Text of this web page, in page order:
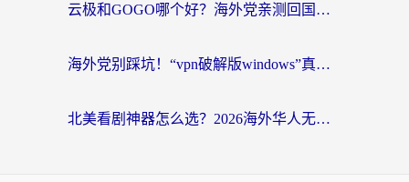
云极和GOGO哪个好？海外党亲测回国加速器选择指南（附iOS免费&Windows VPN实用技巧）
海外党别踩坑！“vpn破解版windows”真的能用？教你选对回国加速器无缝刷国内资源
北美看剧神器怎么选？2026海外华人无缝访问国内资源全攻略